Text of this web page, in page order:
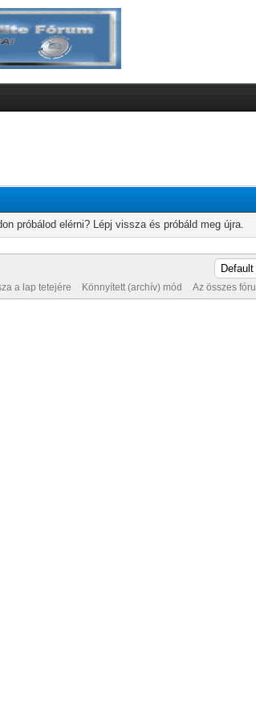
próbálod elérni? Lépj vissza és próbáld meg újra.
a lap tetejére Könnyített (archív) mód Az összes